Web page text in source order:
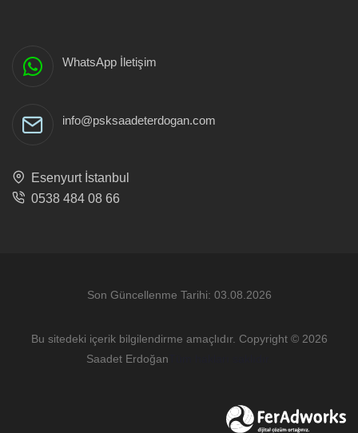
WhatsApp İletişim
info@psksaadeterdogan.com
Esenyurt İstanbul
0538 484 08 66
Son Güncellenme Tarihi: 03.08.2026
Bu sitedeki içerik bilgilendirme amaçlıdır. Copyright © 2026
Saadet Erdoğan